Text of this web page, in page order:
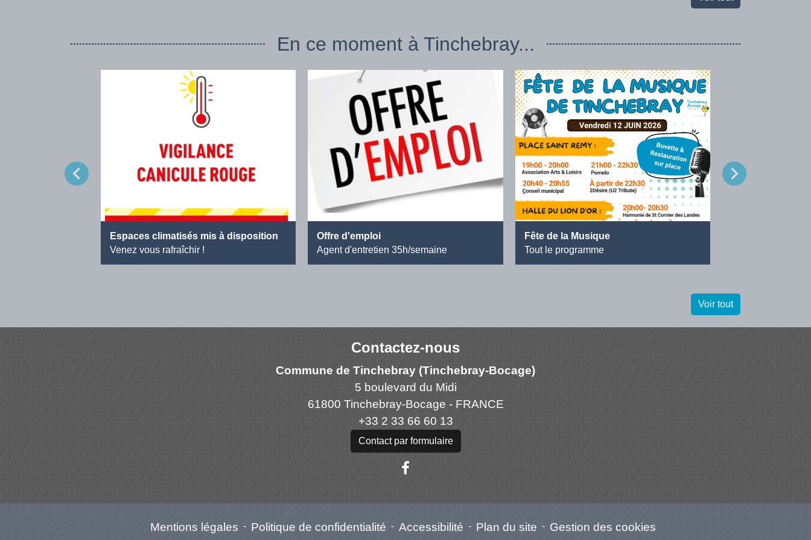
En ce moment à Tinchebray...
Espaces climatisés mis à disposition
Venez vous rafraîchir !
Offre d'emploi
Agent d'entretien 35h/semaine
Fête de la Musique
Tout le programme
chevron_left chevron_right
Voir tout
Contactez-nous
Commune de Tinchebray (Tinchebray-Bocage)
5 boulevard du Midi
61800 Tinchebray-Bocage - FRANCE
+33 2 33 66 60 13
Contact par formulaire
Mentions légales - Politique de confidentialité - Accessibilité - Plan du site - Gestion des cookies